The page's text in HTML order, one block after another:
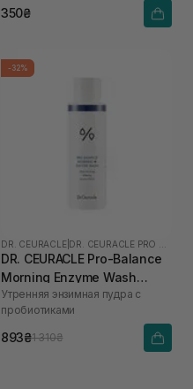
350₴
-32%
DR. CEURACLE
DR. CEURACLE Pro-Balance
Morning Enzyme Wash
(термін до 01.27р.) 50 г
Утренняя энзимная пудра с
пробиотиками
893₴1 310₴